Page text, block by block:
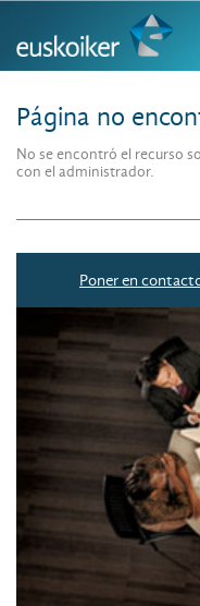
Página no
No se encontró el recurso
con el administrador.
Poner en